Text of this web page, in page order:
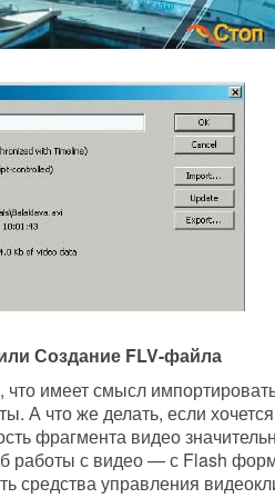
Создание FLV-файла
имеет смысл
А что же делать, если
фрагмента видео
работы с видео — с Flash
средства управления